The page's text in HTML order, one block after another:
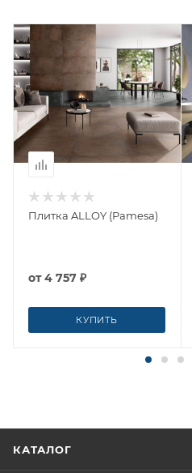
Плитка ALLOY (Pamesa)
от4 757 ₽
КУПИТЬ
КАТАЛОГ